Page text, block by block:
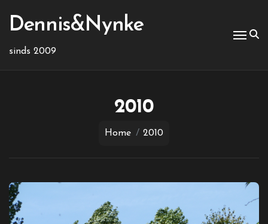
naar
inhoud
Dennis&Nynke
sinds 2009
2010
Home 2010